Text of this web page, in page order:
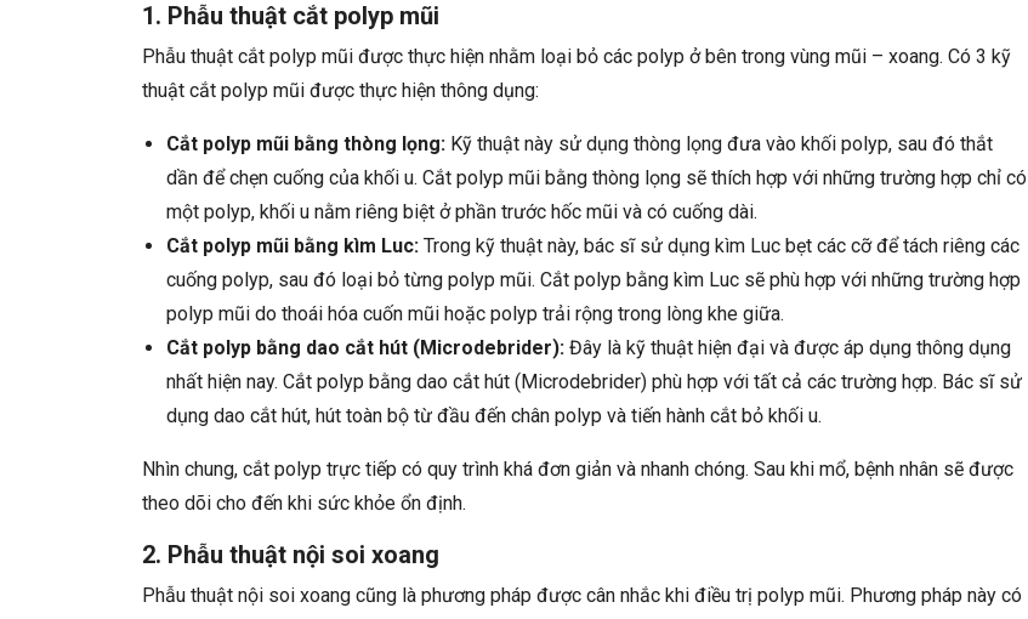
1. Phẫu thuật cắt polyp mũi
Phẫu thuật cắt polyp mũi được thực hiện nhằm loại bỏ các polyp ở bên trong vùng mũi – xoang. Có 3 kỹ
thuật cắt polyp mũi được thực hiện thông dụng:
Cắt polyp mũi bằng thòng lọng: Kỹ thuật này sử dụng thòng lọng đưa vào khối polyp, sau đó thắt
dần để chẹn cuống của khối u. Cắt polyp mũi bằng thòng lọng sẽ thích hợp với những trường hợp chỉ có
một polyp, khối u nằm riêng biệt ở phần trước hốc mũi và có cuống dài.
Cắt polyp mũi bằng kìm Luc: Trong kỹ thuật này, bác sĩ sử dụng kìm Luc bẹt các cỡ để tách riêng các
cuống polyp, sau đó loại bỏ từng polyp mũi. Cắt polyp bằng kìm Luc sẽ phù hợp với những trường hợp
polyp mũi do thoái hóa cuốn mũi hoặc polyp trải rộng trong lòng khe giữa.
Cắt polyp bằng dao cắt hút (Microdebrider): Đây là kỹ thuật hiện đại và được áp dụng thông dụng
nhất hiện nay. Cắt polyp bằng dao cắt hút (Microdebrider) phù hợp với tất cả các trường hợp. Bác sĩ sử
dụng dao cắt hút, hút toàn bộ từ đầu đến chân polyp và tiến hành cắt bỏ khối u.
Nhìn chung, cắt polyp trực tiếp có quy trình khá đơn giản và nhanh chóng. Sau khi mổ, bệnh nhân sẽ được
theo dõi cho đến khi sức khỏe ổn định.
2. Phẫu thuật nội soi xoang
Phẫu thuật nội soi xoang cũng là phương pháp được cân nhắc khi điều trị polyp mũi. Phương pháp này có